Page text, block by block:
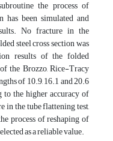
the process of
been simulated and
No fracture in the
steel cross section was
results of the folded
the Brozzo, Rice-Tracy
of 10.9, 16.1 and 20.6
to the higher accuracy of
the tube flattening test,
process of reshaping of
as a reliable value.